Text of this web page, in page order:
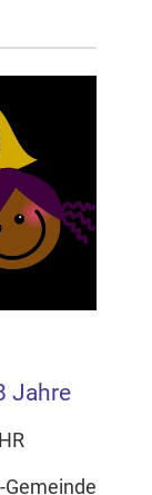
Jahre
Gemeinde